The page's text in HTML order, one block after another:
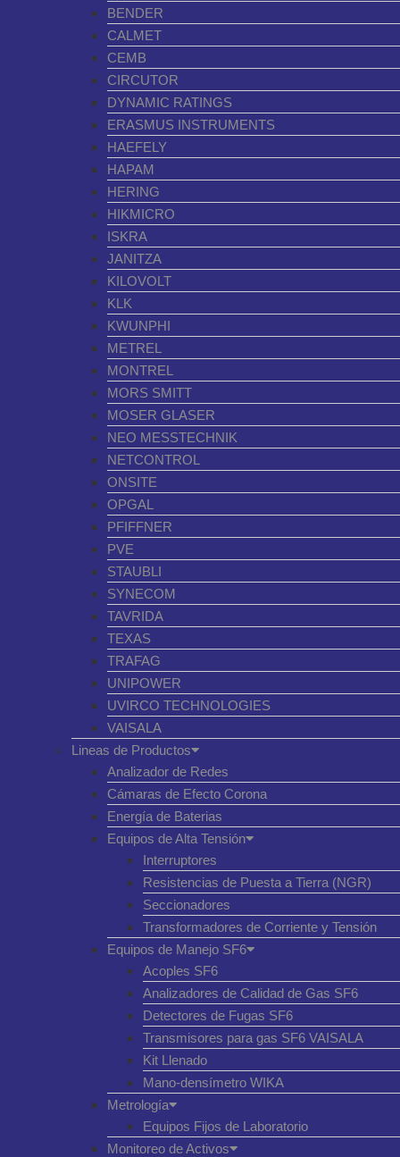
BENDER
CALMET
CEMB
CIRCUTOR
DYNAMIC RATINGS
ERASMUS INSTRUMENTS
HAEFELY
HAPAM
HERING
HIKMICRO
ISKRA
JANITZA
KILOVOLT
KLK
KWUNPHI
METREL
MONTREL
MORS SMITT
MOSER GLASER
NEO MESSTECHNIK
NETCONTROL
ONSITE
OPGAL
PFIFFNER
PVE
STAUBLI
SYNECOM
TAVRIDA
TEXAS
TRAFAG
UNIPOWER
UVIRCO TECHNOLOGIES
VAISALA
Lineas de Productos
Analizador de Redes
Cámaras de Efecto Corona
Energía de Baterias
Equipos de Alta Tensión
Interruptores
Resistencias de Puesta a Tierra (NGR)
Seccionadores
Transformadores de Corriente y Tensión
Equipos de Manejo SF6
Acoples SF6
Analizadores de Calidad de Gas SF6
Detectores de Fugas SF6
Transmisores para gas SF6 VAISALA
Kit Llenado
Mano-densímetro WIKA
Metrología
Equipos Fijos de Laboratorio
Monitoreo de Activos